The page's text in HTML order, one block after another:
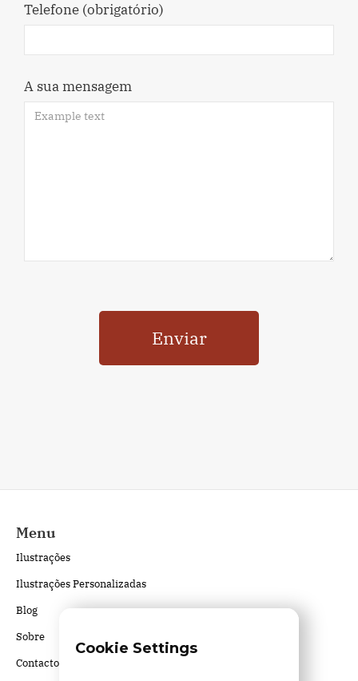
Telefone (obrigatório)
A sua mensagem
Menu
Ilustrações
Ilustrações Personalizadas
Blog
Sobre
Contactos
Cookie Settings